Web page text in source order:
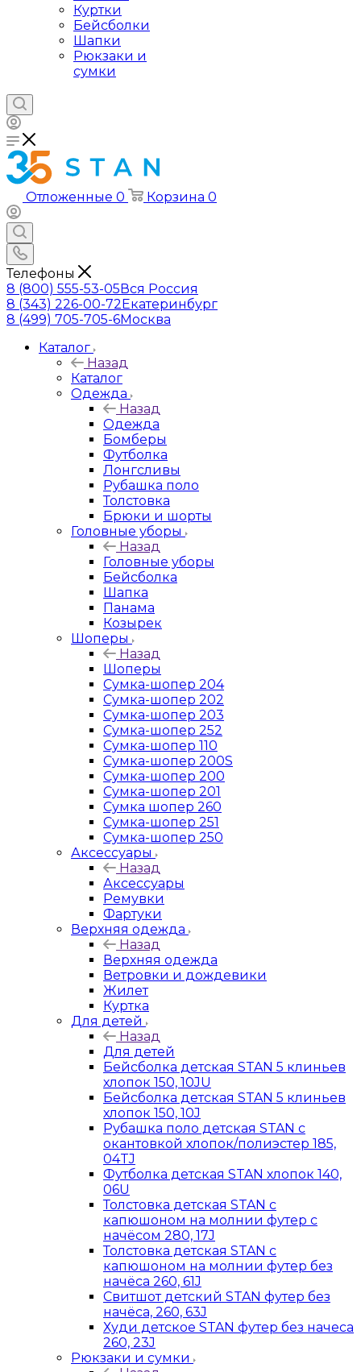
Куртки
Бейсболки
Шапки
Рюкзаки и
сумки
Отложенные 0 Корзина 0
Телефоны
8 (800) 555-53-05Вся Россия
8 (343) 226-00-72Екатеринбург
8 (499) 705-705-6Москва
Каталог
Назад
Каталог
Одежда
Назад
Одежда
Бомберы
Футболка
Лонгсливы
Рубашка поло
Толстовка
Брюки и шорты
Головные уборы
Назад
Головные уборы
Бейсболка
Шапка
Панама
Козырек
Шоперы
Назад
Шоперы
Сумка-шопер 204
Сумка-шопер 202
Сумка-шопер 203
Сумка-шопер 252
Сумка-шопер 110
Сумка-шопер 200S
Сумка-шопер 200
Сумка-шопер 201
Сумка шопер 260
Сумка-шопер 251
Сумка-шопер 250
Аксессуары
Назад
Аксессуары
Ремувки
Фартуки
Верхняя одежда
Назад
Верхняя одежда
Ветровки и дождевики
Жилет
Куртка
Для детей
Назад
Для детей
Бейсболка детская STAN 5 клиньев
хлопок 150, 10JU
Бейсболка детская STAN 5 клиньев
хлопок 150, 10J
Рубашка поло детская STAN с
окантовкой хлопок/полиэстер 185,
04TJ
Футболка детская STAN хлопок 140,
06U
Толстовка детская STAN с
капюшоном на молнии футер с
начёсом 280, 17J
Толстовка детская STAN с
капюшоном на молнии футер без
начёса 260, 61J
Свитшот детский STAN футер без
начёса, 260, 63J
Худи детское STAN футер без начеса
260, 23J
Рюкзаки и сумки